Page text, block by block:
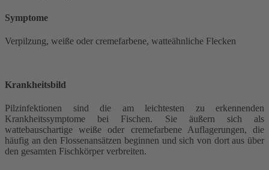
Symptome
Verpilzung, weiße oder cremefarbene, watteähnliche Flecken
Krankheitsbild
Pilzinfektionen sind die am leichtesten zu erkennenden
Krankheitssymptome bei Fischen. Sie äußern sich als
wattebauschartige weiße oder cremefarbene Auflagerungen, die
häufig an den Flossenansätzen beginnen und sich von dort aus über
den gesamten Fischkörper verbreiten.